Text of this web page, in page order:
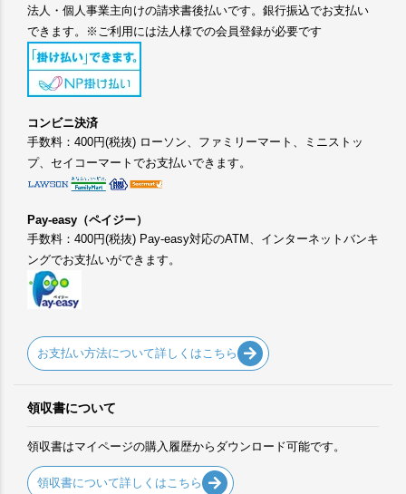
法人・個人事業主向けの請求書後払いです。銀行振込でお支払い
できます。※ご利用には法人様での会員登録が必要です
コンビニ決済
手数料：400円(税抜) ローソン、ファミリーマート、ミニストッ
プ、セイコーマートでお支払いできます。
Pay-easy（ペイジー）
手数料：400円(税抜) Pay-easy対応のATM、インターネットバンキ
ングでお支払いができます。
お支払い方法について詳しくはこちら
領収書について
領収書はマイページの購入履歴からダウンロード可能です。
領収書について詳しくはこちら